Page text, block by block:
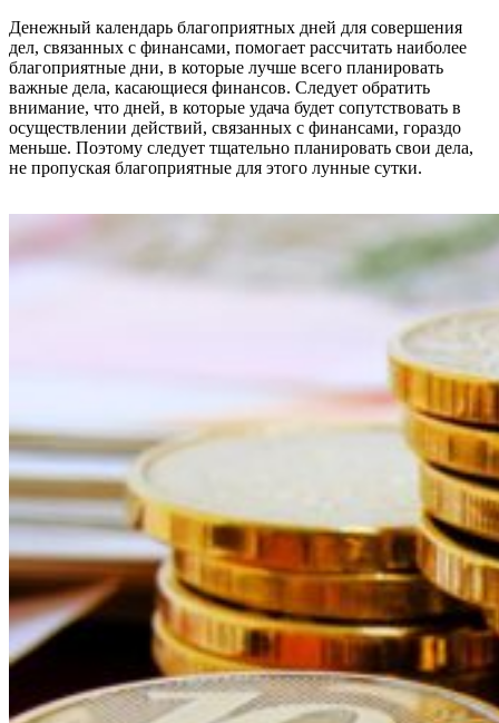
Денежный календарь благоприятных дней для совершения
дел, связанных с финансами, помогает рассчитать наиболее
благоприятные дни, в которые лучше всего планировать
важные дела, касающиеся финансов. Следует обратить
внимание, что дней, в которые удача будет сопутствовать в
осуществлении действий, связанных с финансами, гораздо
меньше. Поэтому следует тщательно планировать свои дела,
не пропуская благоприятные для этого лунные сутки.